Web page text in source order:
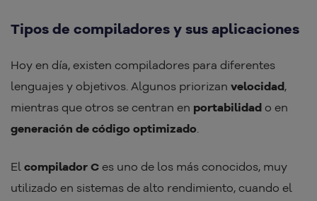
Tipos de compiladores y sus aplicaciones
Hoy en día, existen compiladores para diferentes
lenguajes y objetivos. Algunos priorizan velocidad,
mientras que otros se centran en portabilidad o en
generación de código optimizado.
El compilador C es uno de los más conocidos, muy
utilizado en sistemas de alto rendimiento, cuando el